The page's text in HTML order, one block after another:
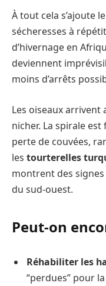
À tout cela s’ajoute le
sécheresses à
d’hivernage en
deviennent
moins d’arrêts
Les oiseaux
nicher. La spirale
perte de couvées,
les tourterelles
montrent des
du sud-ouest.
Peut-on
Réhabiliter les
“perdues” pour